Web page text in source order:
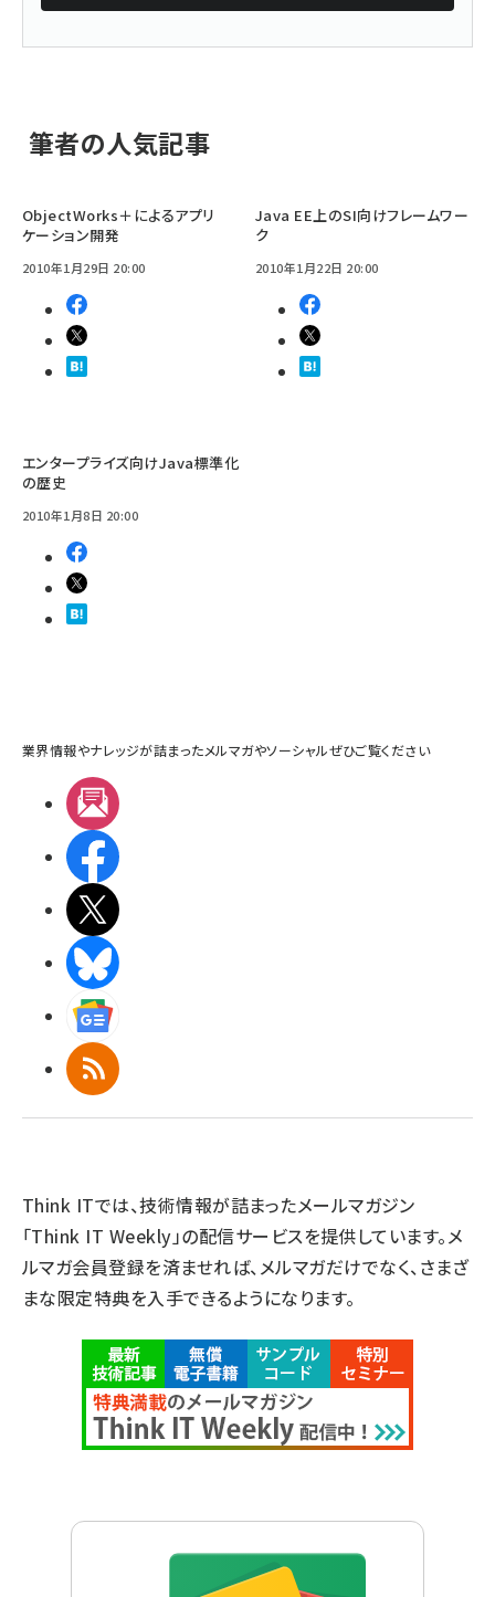
筆者の人気記事
ObjectWorks＋によるアプリ
ケーション開発
2010年1月29日 20:00
Java EE上のSI向けフレームワー
ク
2010年1月22日 20:00
エンタープライズ向けJava標準化
の歴史
2010年1月8日 20:00
業界情報やナレッジが詰まったメルマガやソーシャルぜひご覧ください
RSS
Think ITでは、技術情報が詰まったメールマガジン
「Think IT Weekly」の配信サービスを提供しています。メ
ルマガ会員登録を済ませれば、メルマガだけでなく、さまざ
まな限定特典を入手できるようになります。